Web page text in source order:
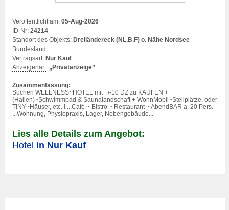
Veröffentlicht am: 05-Aug-2026
ID-Nr: 24214
Standort des Objekts: Dreiländereck (NL,B,F) o. Nähe Nordsee
Bundesland:
Vertragsart: Nur Kauf
Anzeigenart: „Privatanzeige”
Zusammenfassung:
Suchen WELLNESS~HOTEL mit +/-10 DZ zu KAUFEN +
(Hallen)~Schwimmbad & Saunalandschaft + WohnMobil~Stellplätze, oder
TINY~Häuser, etc. ! ...Café ~ Bistro ~ Restaurant ~ AbendBAR a. 20 Pers.
...Wohnung, Physiopraxis, Lager, Nebengebäude...
Lies alle Details zum Angebot:
Hotel in Nur Kauf